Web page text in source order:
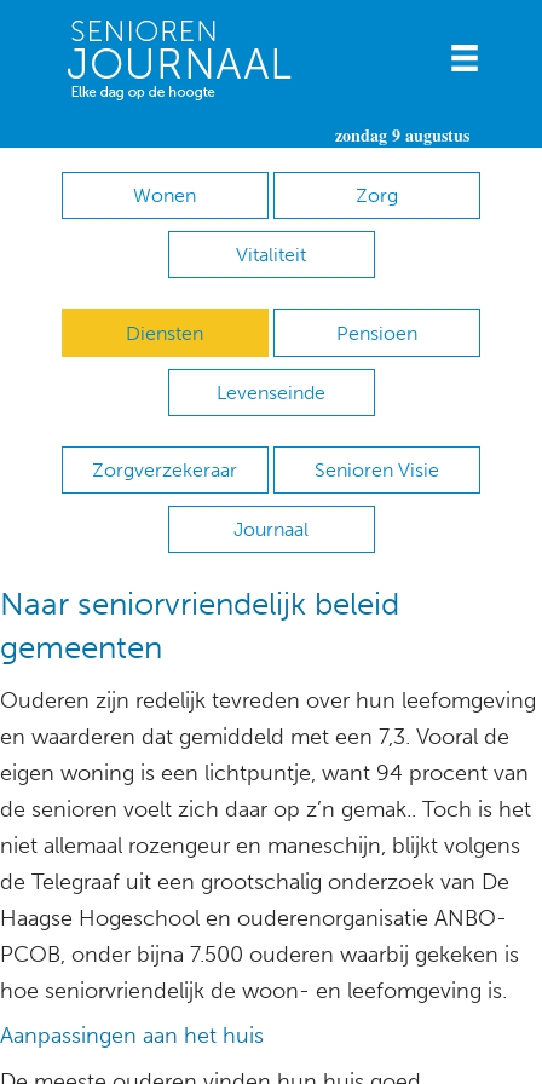
zondag 9 augustus
Wonen Zorg
Vitaliteit
Diensten Pensioen
Levenseinde
Zorgverzekeraar Senioren Visie
Journaal
Naar seniorvriendelijk beleid
gemeenten
Ouderen zijn redelijk tevreden over hun leefomgeving
en waarderen dat gemiddeld met een 7,3. Vooral de
eigen woning is een lichtpuntje, want 94 procent van
de senioren voelt zich daar op z’n gemak.. Toch is het
niet allemaal rozengeur en maneschijn, blijkt volgens
de Telegraaf uit een grootschalig onderzoek van De
Haagse Hogeschool en ouderenorganisatie ANBO-
PCOB, onder bijna 7.500 ouderen waarbij gekeken is
hoe seniorvriendelijk de woon- en leefomgeving is.
Aanpassingen aan het huis